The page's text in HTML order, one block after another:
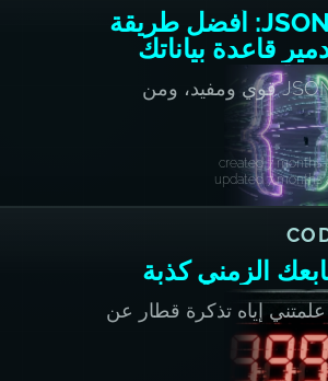
JSONB: أفضل طريقة
قاعدة بياناتك
JSONB قوي ومفيد، ومن
جدًا إساءة استخدامه
الفعلي.
created 7 months
updated 7 months
الزمني كذبة
علمتني إياه تذكرة قطار عن
الوقت في قواعد البيانات